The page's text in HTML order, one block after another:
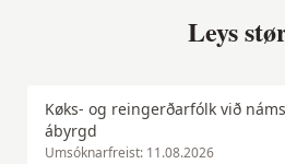
Leys
Køks- og reingerðarfólk við
ábyrgd
Umsóknarfreist: 11.08.2026